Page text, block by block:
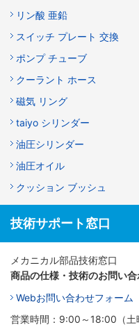
リン酸 亜鉛
スイッチ プレート 交換
ポンプ チューブ
クーラント ホース
磁気 リング
taiyo シリンダー
油圧シリンダー
油圧オイル
クッション ブッシュ
技術サポート窓口
メカニカル部品技術窓口
商品の仕様・技術のお問い
Webお問い合わせフォーム
営業時間：9:00～18:00（土